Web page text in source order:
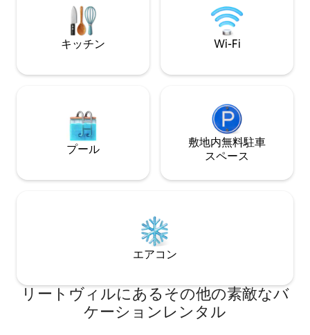
ストラン、バーまで徒歩数分です。
イレとシャワーは
清潔で、本格的な
ものです。
キッチン Wi-Fi
プール
敷地内無料駐⁠車
ス⁠ペ⁠ー⁠ス
エアコン
リートヴィルにあるその他の素敵なバ
ケーションレンタル